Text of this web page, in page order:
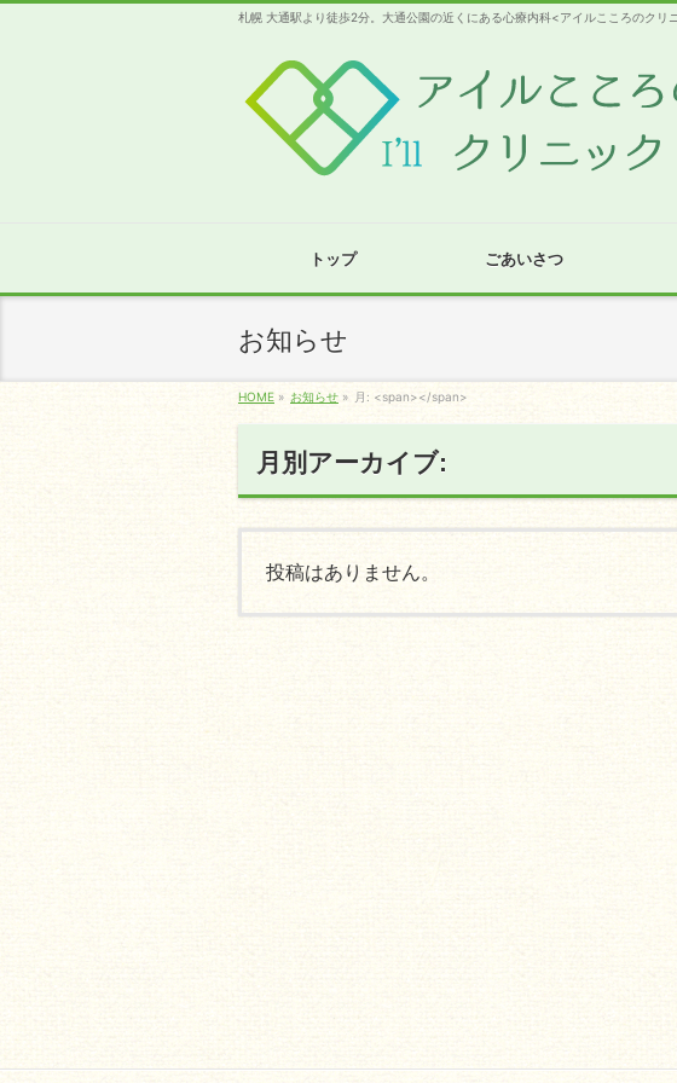
札幌 大通駅より徒歩2分。大通公園の近くにある心療内科<アイルこころのクリ
トップ ごあいさつ
お知らせ
HOME » お知らせ » 月: <span></span>
月別アーカイブ:
投稿はありません。